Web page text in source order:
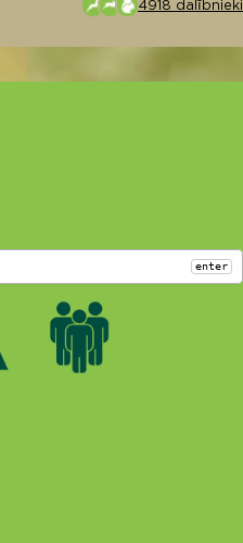
4918 dalībnieki
enter